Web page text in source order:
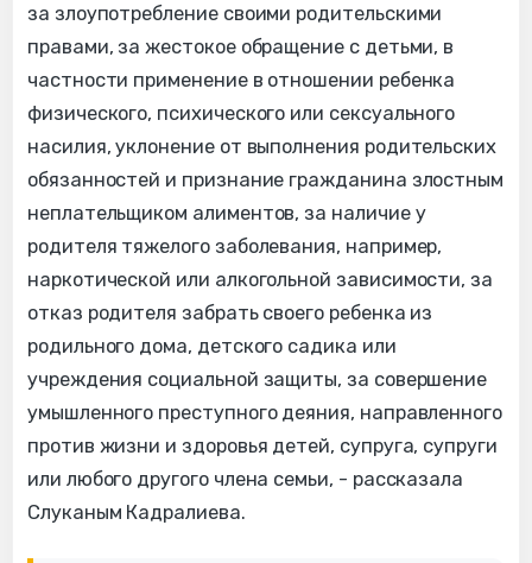
за злоупотребление своими родительскими
правами, за жестокое обращение с детьми, в
частности применение в отношении ребенка
физического, психического или сексуального
насилия, уклонение от выполнения родительских
обязанностей и признание гражданина злостным
неплательщиком алиментов, за наличие у
родителя тяжелого заболевания, например,
наркотической или алкогольной зависимости, за
отказ родителя забрать своего ребенка из
родильного дома, детского садика или
учреждения социальной защиты, за совершение
умышленного преступного деяния, направленного
против жизни и здоровья детей, супруга, супруги
или любого другого члена семьи, - рассказала
Слуканым Кадралиева.